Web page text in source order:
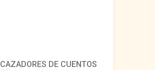
CAZADORES DE CUENTOS